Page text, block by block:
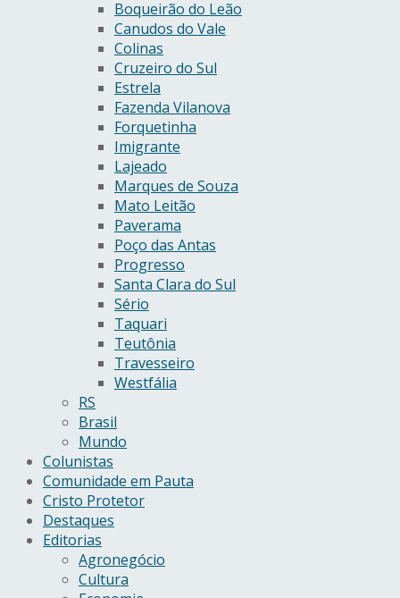
Boqueirão do Leão
Canudos do Vale
Colinas
Cruzeiro do Sul
Estrela
Fazenda Vilanova
Forquetinha
Imigrante
Lajeado
Marques de Souza
Mato Leitão
Paverama
Poço das Antas
Progresso
Santa Clara do Sul
Sério
Taquari
Teutônia
Travesseiro
Westfália
RS
Brasil
Mundo
Colunistas
Comunidade em Pauta
Cristo Protetor
Destaques
Editorias
Agronegócio
Cultura